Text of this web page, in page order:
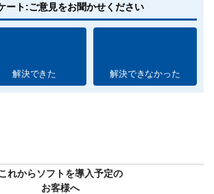
ート:ご意見をお聞かせください
解決できた 解決できなかった
れからソフトを導入予定の
お客様へ